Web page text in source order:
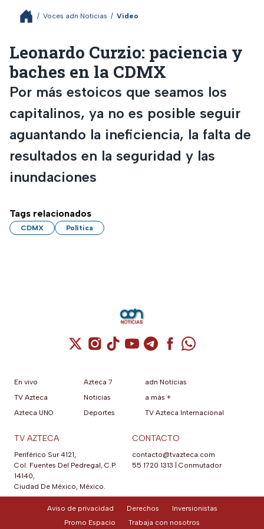
/ Voces adn Noticias / Video
Leonardo Curzio: paciencia y
baches en la CDMX
Por más estoicos que seamos los
capitalinos, ya no es posible seguir
aguantando la ineficiencia, la falta de
resultados en la seguridad y las
inundaciones
Tags relacionados
CDMX Política
Cuenta de X / Twitter (se abre en una
Cuenta de Instagram (se abre en una
Cuenta de TikTok (se abre en
Cuenta de YouTube (se abre
Cuenta de Telegram (se
Cuenta de
Cuenta de
En vivo
TV Azteca
Azteca UNO
Azteca 7
Noticias
Deportes
adn Noticias
a más +
TV Azteca Internacional
TV AZTECA
Periférico Sur 4121,
Col. Fuentes Del Pedregal, C.P.
14140,
Ciudad De México, México.
CONTACTO
contacto@tvazteca.com
55 1720 1313 | Conmutador
Aviso de privacidad Derechos
Inversionistas
Promo Espacio
Trabaja con nosotros